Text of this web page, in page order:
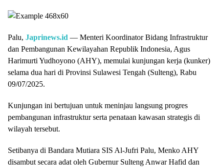
Palu, Japrinews.id — Menteri Koordinator Bidang Infrastruktur
dan Pembangunan Kewilayahan Republik Indonesia, Agus
Harimurti Yudhoyono (AHY), memulai kunjungan kerja (kunker)
selama dua hari di Provinsi Sulawesi Tengah (Sulteng), Rabu
09/07/2025.
Kunjungan ini bertujuan untuk meninjau langsung progres
pembangunan infrastruktur serta penataan kawasan strategis di
wilayah tersebut.
Setibanya di Bandara Mutiara SIS Al-Jufri Palu, Menko AHY
disambut secara adat oleh Gubernur Sulteng Anwar Hafid dan